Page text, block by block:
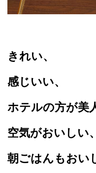
きれい、
感じいい、
ホテルの方が美
空気がおいしい、
朝ごはんもおい